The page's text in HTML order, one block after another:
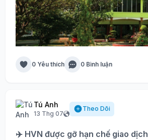
0 Yêu thích 0 Bình luận
Tú Anh
13 Thg 07
Theo Dõi
✈️ HVN được gỡ hạn chế giao dịch